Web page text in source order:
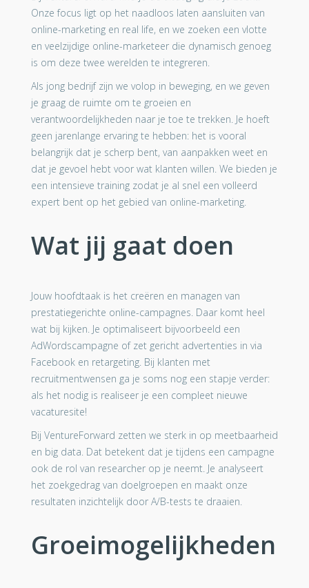
Onze focus ligt op het naadloos laten aansluiten van
online-marketing en real life, en we zoeken een vlotte
en veelzijdige online-marketeer die dynamisch genoeg
is om deze twee werelden te integreren.
Als jong bedrijf zijn we volop in beweging, en we geven
je graag de ruimte om te groeien en
verantwoordelijkheden naar je toe te trekken. Je hoeft
geen jarenlange ervaring te hebben: het is vooral
belangrijk dat je scherp bent, van aanpakken weet en
dat je gevoel hebt voor wat klanten willen. We bieden je
een intensieve training zodat je al snel een volleerd
expert bent op het gebied van online-marketing.
Wat jij gaat doen
Jouw hoofdtaak is het creëren en managen van
prestatiegerichte online-campagnes. Daar komt heel
wat bij kijken. Je optimaliseert bijvoorbeeld een
AdWordscampagne of zet gericht advertenties in via
Facebook en retargeting. Bij klanten met
recruitmentwensen ga je soms nog een stapje verder:
als het nodig is realiseer je een compleet nieuwe
vacaturesite!
Bij VentureForward zetten we sterk in op meetbaarheid
en big data. Dat betekent dat je tijdens een campagne
ook de rol van researcher op je neemt. Je analyseert
het zoekgedrag van doelgroepen en maakt onze
resultaten inzichtelijk door A/B-tests te draaien.
Groeimogelijkheden